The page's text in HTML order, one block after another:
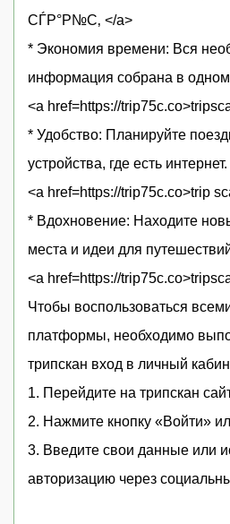
СЃР°Р№С‚ </a>
* Экономия времени: Вся
информация собрана в
<a href=https://
* Удобство: Планируйте
устройства, где есть интернет.
<a href=https://trip75c.co>trip
* Вдохновение: Находите
места и идеи для
<a href=https://
Чтобы воспользоваться
платформы, необходимо
трипскан вход в личный
1. Перейдите на трипскан
2. Нажмите кнопку «Войти»
3. Введите свои данные или
авторизацию через